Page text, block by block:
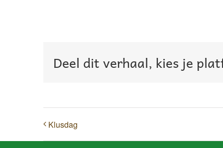
Deel dit verhaal, kies je
Klusdag